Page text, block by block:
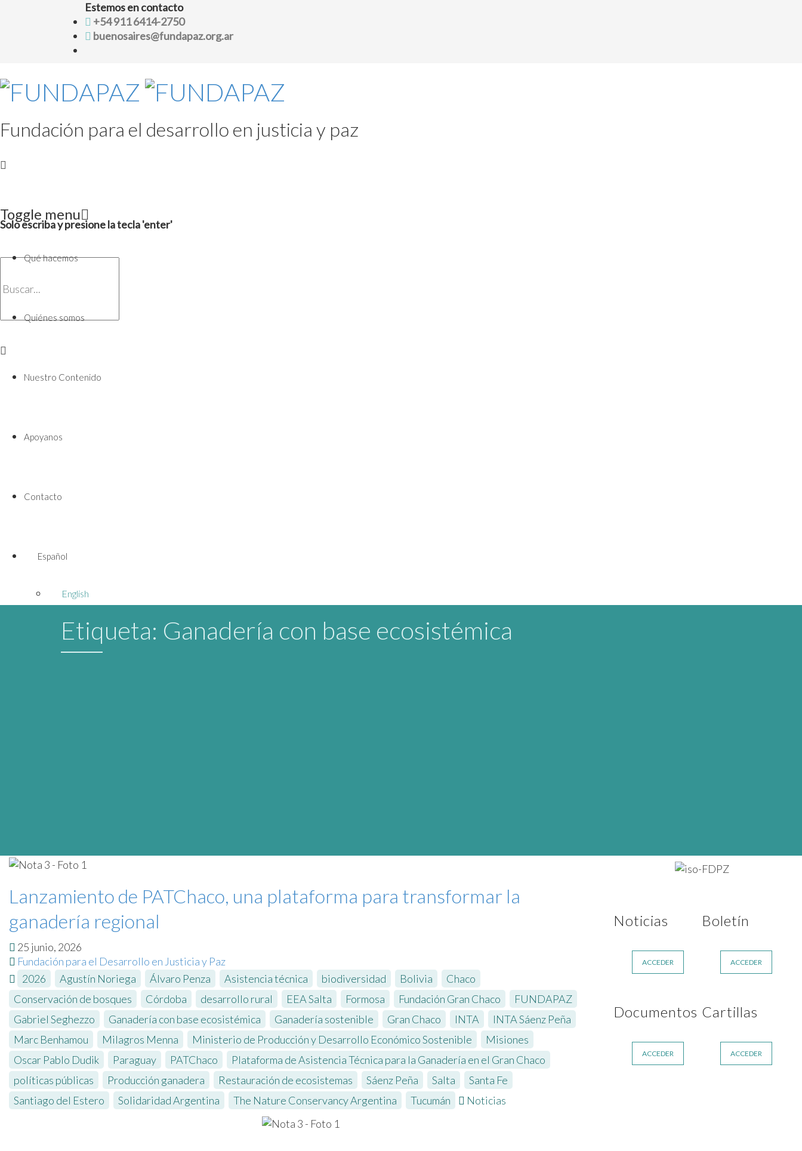
Estemos en contacto
+54 911 6414-2750
buenosaires@fundapaz.org.ar
Fundación para el desarrollo en justicia y paz
Solo escriba y presione la tecla 'enter'
Toggle menu
contentQué hacemos
Quiénes somos
Nuestro Contenido
Apoyanos
Contacto
Español
English
Etiqueta: Ganadería con base ecosistémica
Lanzamiento de PATChaco, una plataforma para transformar la
ganadería regional
25 junio, 2026
Fundación para el Desarrollo en Justicia y Paz
2026
Agustín Noriega Álvaro Penza Asistencia técnica biodiversidad Bolivia Chaco
Conservación de bosques
Córdoba desarrollo rural EEA Salta Formosa Fundación Gran Chaco FUNDAPAZ
Gabriel Seghezzo
Ganadería con base ecosistémica Ganadería sostenible Gran Chaco INTA INTA Sáenz Peña
Marc Benhamou
Milagros Menna Ministerio de Producción y Desarrollo Económico Sostenible Misiones
Oscar Pablo Dudik
Paraguay PATChaco Plataforma de Asistencia Técnica para la Ganadería en el Gran Chaco
políticas públicas
Producción ganadera Restauración de ecosistemas Sáenz Peña Salta Santa Fe
Santiago del Estero
Solidaridad Argentina The Nature Conservancy Argentina Tucumán Noticias
Noticias
ACCEDER
Documentos
ACCEDER
Boletín
ACCEDER
Cartillas
ACCEDER